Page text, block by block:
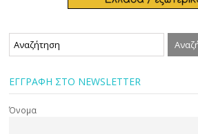
ΕΓΓΡΑΦΗ ΣΤΟ NEWSLETTER
Όνομα